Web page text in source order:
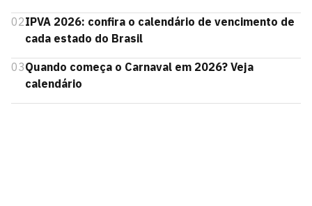
02IPVA 2026: confira o calendário de vencimento de
cada estado do Brasil
03Quando começa o Carnaval em 2026? Veja
calendário